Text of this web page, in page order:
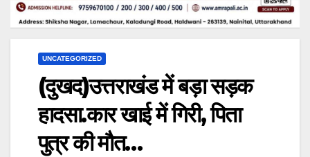
UNCATEGORIZED
(दुखद)उत्तराखंड में बड़ा सड़क
हादसा.कार खाई में गिरी, पिता
पुत्र की मौत…